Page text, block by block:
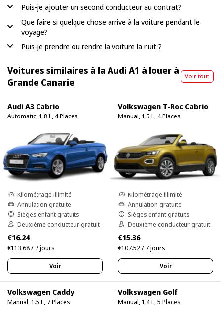
Puis-je ajouter un second conducteur au contrat?
Que faire si quelque chose arrive à la voiture pendant le
voyage?
Puis-je prendre ou rendre la voiture la nuit ?
Voitures similaires à la Audi A1 à louer à
Grande Canarie
Voir tout
Audi A3 Cabrio
Automatic, 1.8 L, 4 Places
Kilométrage illimité
Annulation gratuite
Sièges enfant gratuits
Deuxième conducteur gratuit
€16.24
€113.68 / 7 jours
Voir
Volkswagen T-Roc Cabrio
Manual, 1.5 L, 4 Places
Kilométrage illimité
Annulation gratuite
Sièges enfant gratuits
Deuxième conducteur gratuit
€15.36
€107.52 / 7 jours
Voir
Volkswagen Caddy
Manual, 1.5 L, 7 Places
Volkswagen Golf
Manual, 1.4 L, 5 Places